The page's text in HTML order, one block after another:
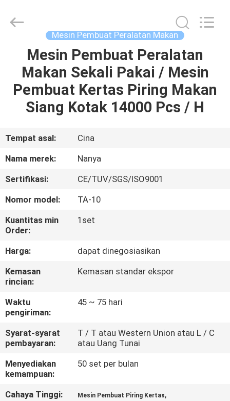
RUMAH
PRODUK
TAMPILAN
TENTANG
KAMI
TUR
PABRIK
KONTROL
KUALITAS
HUBUNGI
KAMI
Equipment
Mesin Pembuat Peralatan Makan
Mesin Pembuat Peralatan
Makan Sekali Pakai / Mesin
Pembuat Kertas Piring Makan
Siang Kotak 14000 Pcs / H
Tempat asal:
Cina
Nama merek:
Nanya
Sertifikasi:
CE/TUV/SGS/ISO9001
Nomor model:
TA-10
Kuantitas min
Order:
1set
Harga:
dapat dinegosiasikan
Kemasan
rincian:
Kemasan standar ekspor
Waktu
pengiriman:
45 ~ 75 hari
Syarat-syarat
pembayaran:
T / T atau Western Union atau L / C
atau Uang Tunai
Menyediakan
kemampuan:
50 set per bulan
Cahaya Tinggi: Mesin Pembuat Piring Kertas,